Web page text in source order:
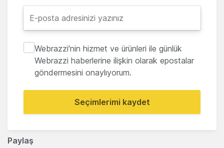
Paylaş
Webrazzi'nin hizmet ve ürünleri ile günlük
Webrazzi haberlerine ilişkin olarak epostalar
göndermesini onaylıyorum.
Seçimlerimi kaydet